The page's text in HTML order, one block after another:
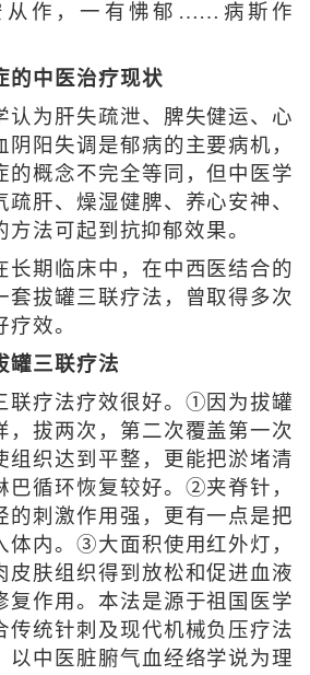
从作，一有怫郁……病斯作
的中医治疗现状
为肝失疏泄、脾失健运、心
阳失调是郁病的主要病机，
的概念不完全等同，但中医学
疏肝、燥湿健脾、养心安神、
法可起到抗抑郁效果。
期临床中，在中西医结合的
套拔罐三联疗法，曾取得多次
效。
罐三联疗法
疗法疗效很好。①因为拔罐
，拔两次，第二次覆盖第一次
组织达到平整，更能把淤堵清
巴循环恢复较好。②夹脊针，
的刺激作用强，更有一点是把
体内。③大面积使用红外灯，
皮肤组织得到放松和促进血液
复作用。本法是源于祖国医学
传统针刺及现代机械负压疗法
以中医脏腑气血经络学说为理